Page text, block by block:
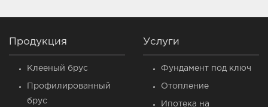
Продукция
Клееный брус
Профилированный
брус
Услуги
Фундамент под ключ
Отопление
Ипотека на